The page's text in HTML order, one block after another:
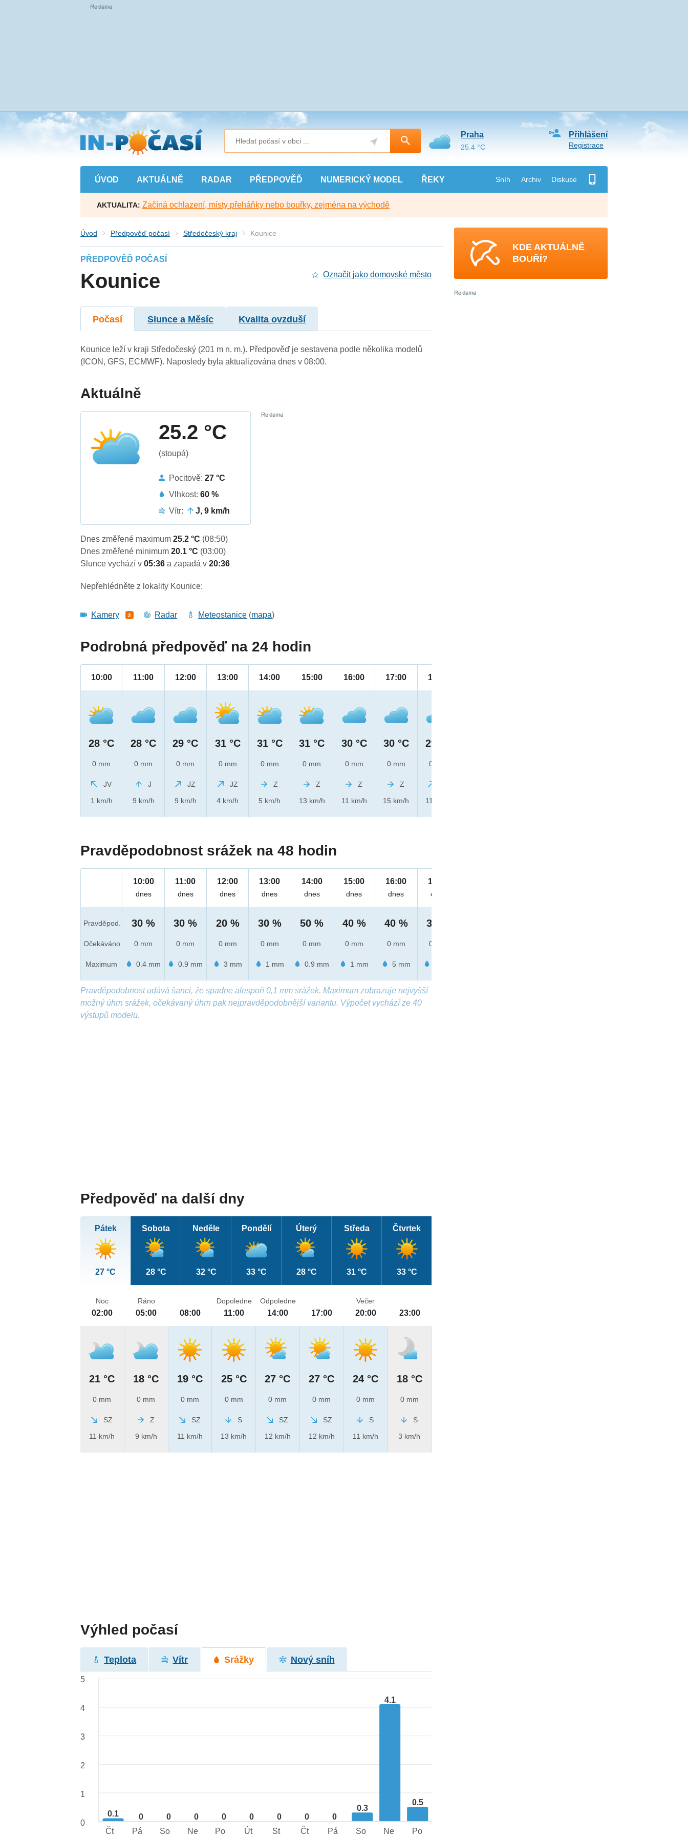
Přejít
na
hlavní
obsah
ÚVOD AKTUÁLNĚ RADAR PŘEDPOVĚĎ NUMERICKÝ MODEL ŘEKY Sníh Archiv Diskuse
Přihlášení
Registrace
Praha
25.4 °C
AKTUALITA: Začíná ochlazení, místy přeháňky nebo bouřky, zejména na východě
Úvod Předpověď počasí Středočeský kraj Kounice
PŘEDPOVĚĎ POČASÍ
Kounice Označit jako domovské město
Počasí Slunce a Měsíc Kvalita ovzduší
Kounice leží v kraji Středočeský (201 m n. m.). Předpověď je sestavena podle několika modelů
(ICON, GFS, ECMWF). Naposledy byla aktualizována dnes v 08:00.
Aktuálně
25.2 °C
(stoupá)
Pocitově:27 °C
Vlhkost:60 %
Vítr:
J, 9 km/h
Dnes změřené maximum25.2 °C (08:50)
Dnes změřené minimum20.1 °C (03:00)
Slunce vychází v05:36a zapadá v20:36
Nepřehlédněte z lokality Kounice:
Kamery 2 Radar Meteostanice (mapa)
Podrobná předpověď na 24 hodin
10:00
28 °C
0 mm
JV
1 km/h
11:00
28 °C
0 mm
J
9 km/h
12:00
29 °C
0 mm
JZ
9 km/h
13:00
31 °C
0 mm
JZ
4 km/h
14:00
31 °C
0 mm
Z
5 km/h
15:00
31 °C
0 mm
Z
13 km/h
16:00
30 °C
0 mm
Z
11 km/h
17:00
30 °C
0 mm
Z
15 km/h
18:00
29 °C
0 mm
11 km/h
Pravděpodobnost srážek na 48 hodin
Pravděpod.
Očekáváno
Maximum
10:00
dnes
30 %
0 mm
0.4 mm
11:00
dnes
30 %
0 mm
0.9 mm
12:00
dnes
20 %
0 mm
3 mm
13:00
dnes
30 %
0 mm
1 mm
14:00
dnes
50 %
0 mm
0.9 mm
15:00
dnes
40 %
0 mm
1 mm
16:00
dnes
40 %
0 mm
5 mm
17:00
dnes
30 %
0 mm
Pravděpodobnost udává šanci, že spadne alespoň 0,1 mm srážek. Maximum zobrazuje nejvyšší
možný úhrn srážek, očekávaný úhrn pak nejpravděpodobnější variantu. Výpočet vychází ze 40
výstupů modelu.
Předpověď na další dny
Pátek
27 °C
Sobota
28 °C
Neděle
32 °C
Pondělí
33 °C
Úterý
28 °C
Středa
31 °C
Čtvrtek
33 °C
Noc
02:00
21 °C
0 mm
SZ
11 km/h
Ráno
05:00
18 °C
0 mm
Z
9 km/h
08:00
19 °C
0 mm
SZ
11 km/h
Dopoledne
11:00
25 °C
0 mm
S
13 km/h
Odpoledne
14:00
27 °C
0 mm
SZ
12 km/h
17:00
27 °C
0 mm
SZ
12 km/h
Večer
20:00
24 °C
0 mm
S
11 km/h
23:00
18 °C
0 mm
S
3 km/h
Výhled počasí
Teplota Vítr Srážky Nový sníh
0.1 0 0 0 0 0 0 0 0
0.3
4.1
0.5
5
4
3
2
1
0
Čt
Pá So Ne Po Út St Čt Pá So Ne Po
KDE AKTUÁLNĚ
BOUŘÍ?